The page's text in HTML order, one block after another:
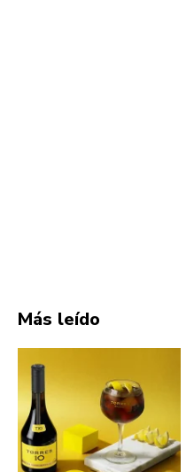
Más leído